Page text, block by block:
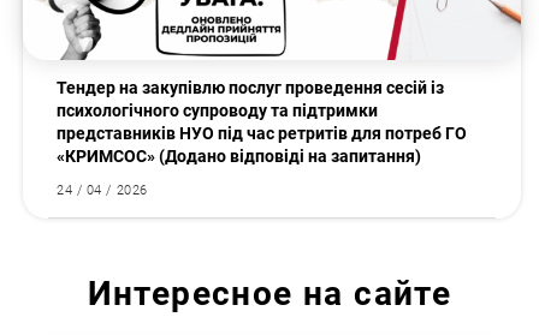
Тендер на закупівлю послуг проведення сесій із
психологічного супроводу та підтримки
представників НУО під час ретритів для потреб ГО
«КРИМСОС» (Додано відповіді на запитання)
24 / 04 / 2026
Интересное на сайте